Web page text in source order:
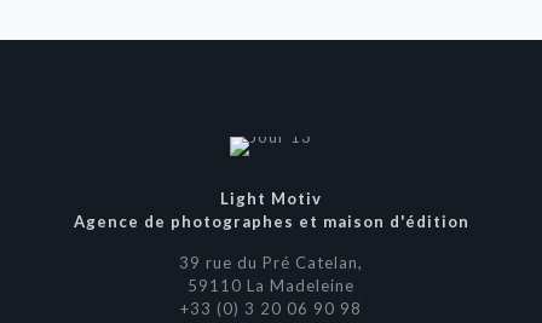
Light Motiv
Agence de photographes et maison d'édition
39 rue du Pré Catelan,
59110 La Madeleine
+33 (0) 3 20 06 90 98